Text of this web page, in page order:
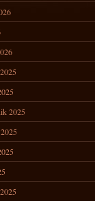
2025